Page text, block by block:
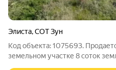
Элиста,СОТ Зун
Код объекта: 1075693.
земельном участке 8 соток